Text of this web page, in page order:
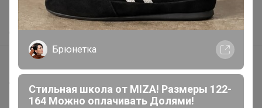
Помощь
О нас
Все предложения
Анонсы
Новости
Брюнетка
Стильная школа от MIZA! Размеры 122-
164 Можно оплачивать Долями!